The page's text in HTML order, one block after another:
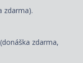
zdarma).
zdarma,